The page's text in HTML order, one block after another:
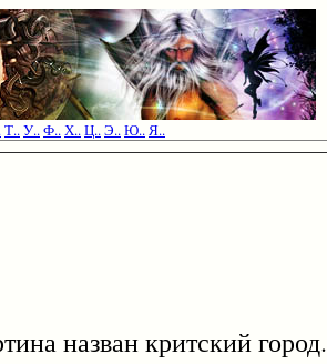
Т..У..Ф..Х..Ц..Э..Ю..Я..
назван критский город.